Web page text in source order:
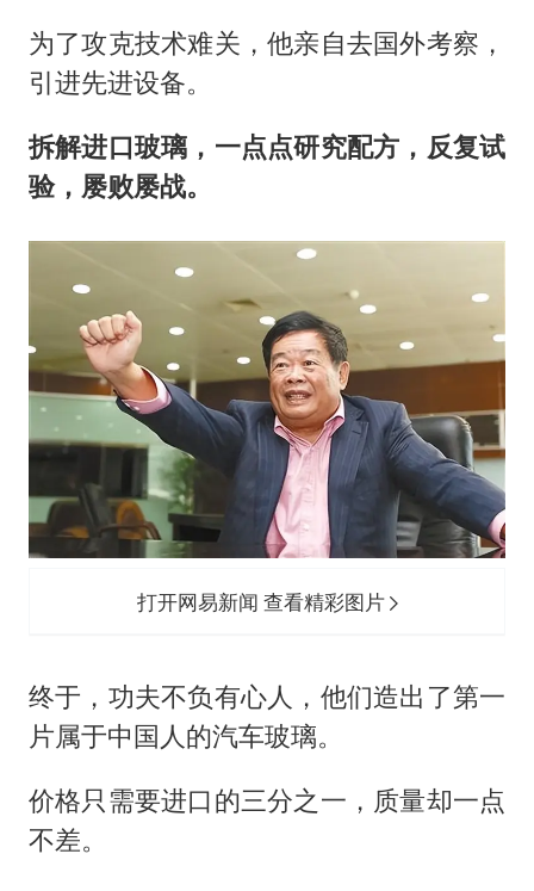
为了攻克技术难关，他亲自去国外考察，
引进先进设备。
拆解进口玻璃，一点点研究配方，反复试
验，屡败屡战。
打开网易新闻 查看精彩图片
终于，功夫不负有心人，他们造出了第一
片属于中国人的汽车玻璃。
价格只需要进口的三分之一，质量却一点
不差。